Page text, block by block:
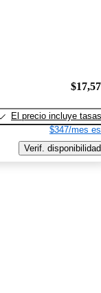
El precio incluye tasas
$347/mes
Verif. disponibilidad